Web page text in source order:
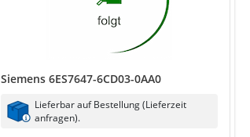
Siemens 6ES7647-6CD03-0AA0
Lieferbar auf Bestellung (Lieferzeit
anfragen).